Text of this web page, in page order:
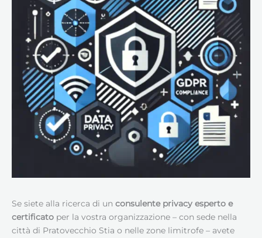
Se siete alla ricerca di un consulente privacy esperto e
certificato per la vostra organizzazione – con sede nella
città di Pratovecchio Stia o nelle zone limitrofe – avete